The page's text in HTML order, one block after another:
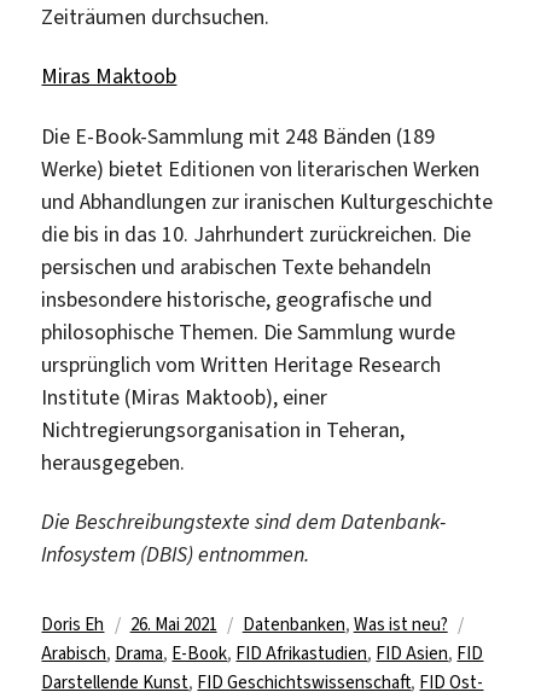
Zeiträumen durchsuchen.
Miras Maktoob
Die E-Book-Sammlung mit 248 Bänden (189
Werke) bietet Editionen von literarischen Werken
und Abhandlungen zur iranischen Kulturgeschichte
die bis in das 10. Jahrhundert zurückreichen. Die
persischen und arabischen Texte behandeln
insbesondere historische, geografische und
philosophische Themen. Die Sammlung wurde
ursprünglich vom Written Heritage Research
Institute (Miras Maktoob), einer
Nichtregierungsorganisation in Teheran,
herausgegeben.
Die Beschreibungstexte sind dem Datenbank-
Infosystem (DBIS) entnommen.
Autor
Doris Eh
Veröffentlicht
am
26. Mai 2021 Kategorien
Datenbanken, Was ist neu?
Arabisch, Drama, E-Book, FID Afrikastudien, FID Asien, FID
Darstellende Kunst, FID Geschichtswissenschaft, FID Ost-